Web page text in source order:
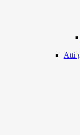
Atti